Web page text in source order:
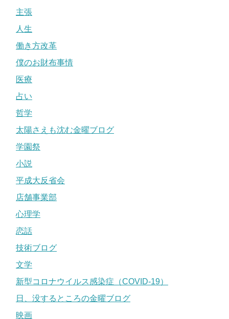
主張
人生
働き方改革
僕のお財布事情
医療
占い
哲学
太陽さえも沈む金曜ブログ
学園祭
小説
平成大反省会
店舗事業部
心理学
恋話
技術ブログ
文学
新型コロナウイルス感染症（COVID-19）
日、没するところの金曜ブログ
映画